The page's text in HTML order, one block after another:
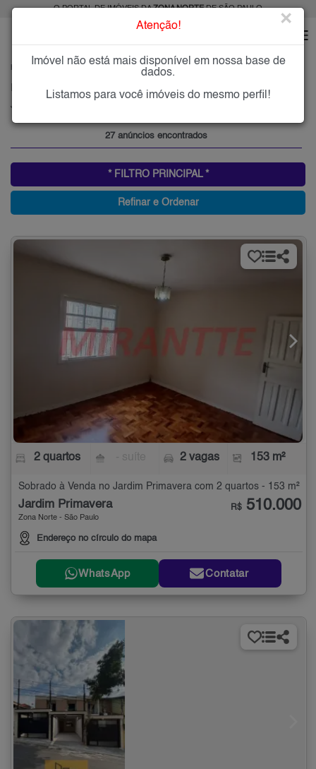
O PORTAL DE IMÓVEIS DAZONA NORTEDE SÃO PAULO
JARDIM PRIMAVERA
Imóveis à Venda no Jardim Primavera, Zona Norte de São Paulo
Jardim Primavera, Zona Norte
27 anúncios encontrados
* FILTRO PRINCIPAL *
Refinar e Ordenar
2 quartos 2 vagas 153 m²
Sobrado à Venda no Jardim Primavera com 2 quartos - 153 m²
Jardim Primavera
Zona Norte - São Paulo
Endereço no círculo do mapa
R$ 510.000
WhatsApp Contatar
Atenção! ×
Imóvel não está mais disponível em nossa base de
dados.
Listamos para você imóveis do mesmo perfil!